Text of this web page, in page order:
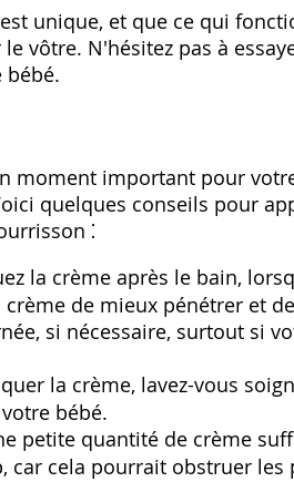
unique, et que ce qui
vôtre. N'hésitez pas à
bébé.
moment important pour
quelques conseils pour
⁚
la crème après le bain,
de mieux pénétrer et
si nécessaire, surtout si
la crème, lavez-vous
bébé.
petite quantité de crème
car cela pourrait obstruer